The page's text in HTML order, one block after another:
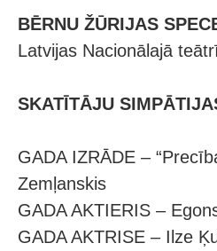
BĒRNU ŽŪRIJAS
Latvijas Nacionālajā
SKATĪTĀJU
GADA IZRĀDE –
Zemļanskis
GADA AKTIERIS –
GADA AKTRISE – Ilze